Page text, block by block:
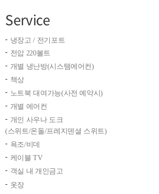
Service
냉장고 / 전기포트
전압 220볼트
개별 냉난방(시스템에어컨)
책상
노트북 대여가능(사전 예약시)
개별 에어컨
개인 사우나 도크
(스위트/온돌/프레지덴셜 스위트)
욕조/비데
케이블 TV
객실 내 개인금고
옷장